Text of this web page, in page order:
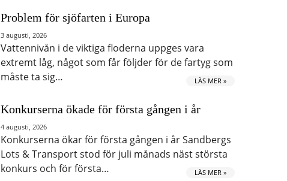
Problem för sjöfarten i Europa
3 augusti, 2026
Vattennivån i de viktiga floderna uppges vara
extremt låg, något som får följder för de fartyg som
måste ta sig…
LÄS MER »
Konkurserna ökade för första gången i år
4 augusti, 2026
Konkurserna ökar för första gången i år Sandbergs
Lots & Transport stod för juli månads näst största
konkurs och för första…
LÄS MER »